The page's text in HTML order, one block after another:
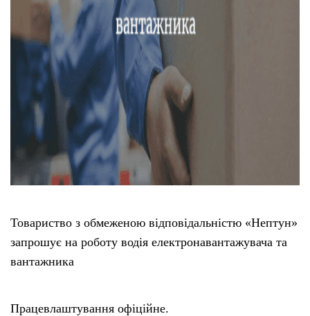
Товариство з обмеженою відповідальністю «Нептун»
запрошує на роботу водія електронавантажувача та
вантажника
Працевлаштування офіційне.